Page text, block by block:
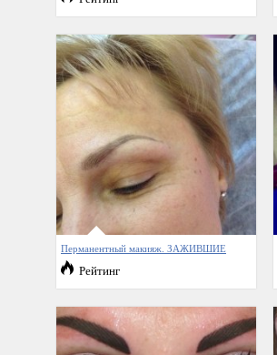
Перманентный макияж. ЗАЖИВШИЕ
Рейтинг